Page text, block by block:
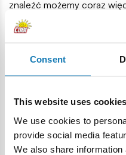
Consent
This website uses cookies
We use cookies to
provide social media
We also share
znaleźć możemy coraz
które skłądają się koraliki
wykonanie kolorowych
również może wciągnąć
zapewniając im